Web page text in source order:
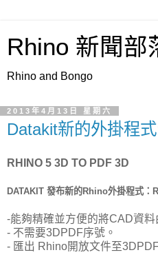
Rhino 新聞部
Rhino and Bongo
2013年4月13日 星期六
Datakit新的外掛程
RHINO 5 3D TO PDF 3D
DATAKIT 發布新的Rhino外掛程式：
-能夠精確並方便的將CAD資
- 不需要3DPDF序號。
- 匯出 Rhino開放文件至